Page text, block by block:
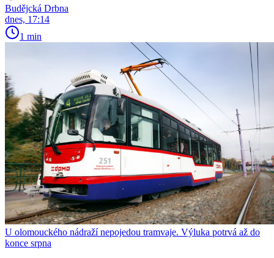
Budějcká Drbna
dnes, 17:14
1 min
U olomouckého nádraží nepojedou tramvaje. Výluka potrvá až do
konce srpna